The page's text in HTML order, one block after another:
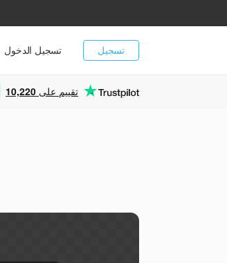
تسجيل تسجيل الدخول
10,220 تقييم على